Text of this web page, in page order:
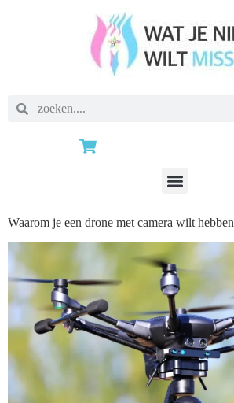
Waarom je een drone met camera wilt hebben